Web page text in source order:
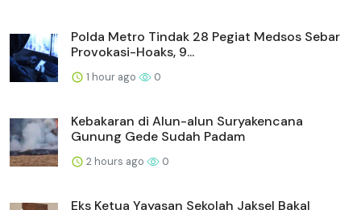
Polda Metro Tindak 28 Pegiat Medsos Sebar
Provokasi-Hoaks, 9...
1 hour ago 0
Kebakaran di Alun-alun Suryakencana
Gunung Gede Sudah Padam
2 hours ago 0
Eks Ketua Yayasan Sekolah Jaksel Bakal